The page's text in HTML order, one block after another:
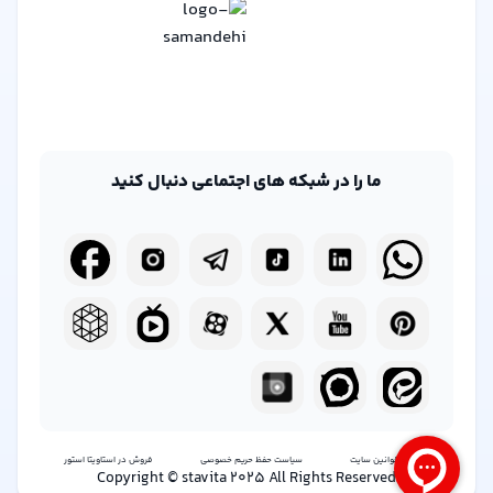
ما را در شبکه های اجتماعی دنبال کنید
شرایط و قوانین سایت سیاست حفظ حریم خصوصی فروش در استاویتا استور
Copyright © stavita 2025 All Rights Reserved